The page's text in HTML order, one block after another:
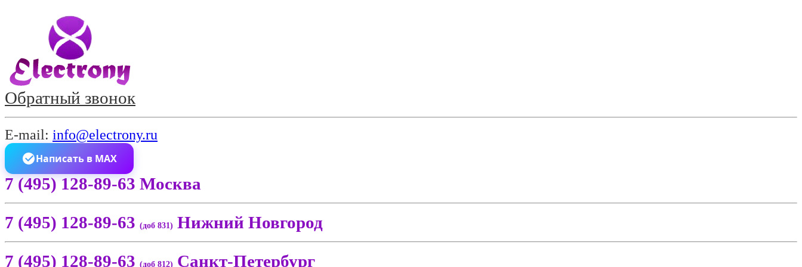
Обратный звонок
E-mail: info@electrony.ru
Написать в MAX
7 (495) 128-89-63 Москва
7 (495) 128-89-63 (доб 831) Нижний Новгород
7 (495) 128-89-63 (доб 812) Санкт-Петербург